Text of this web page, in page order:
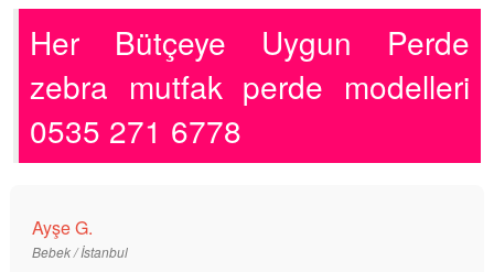
Her Bütçeye Uygun Perde
zebra mutfak perde modelleri
0535 271 6778
Ayşe G.
Bebek / İstanbul